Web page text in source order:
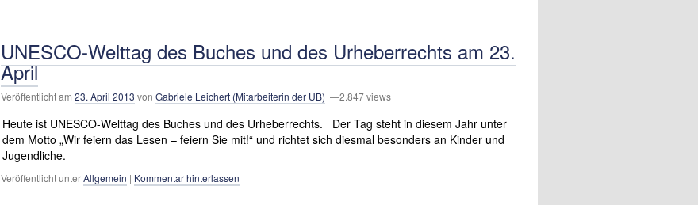
UNESCO-Welttag des Buches und des Urheberrechts am 23.
April
Veröffentlicht am 23. April 2013 von Gabriele Leichert (Mitarbeiterin der UB) —2.847 views
Heute ist UNESCO-Welttag des Buches und des Urheberrechts. Der Tag steht in diesem Jahr unter
dem Motto „Wir feiern das Lesen – feiern Sie mit!“ und richtet sich diesmal besonders an Kinder und
Jugendliche.
Veröffentlicht unterAllgemein | Kommentar hinterlassen